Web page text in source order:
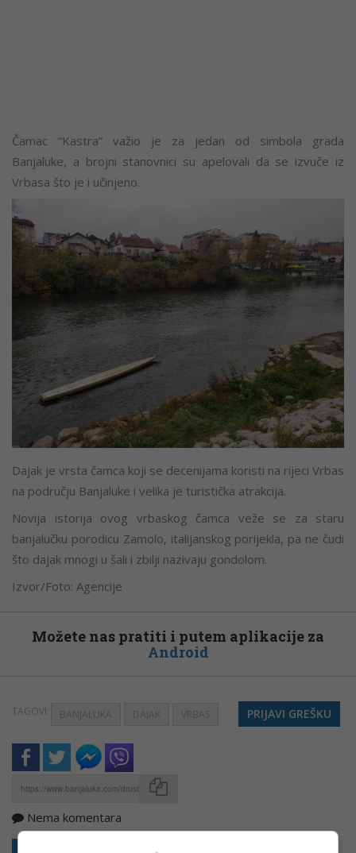
Čamac “Kastra” važio je za jedan od simbola grada
Banjaluke, a brojni stanovnici su apelovali da se izvuče iz
Vrbasa što je i učinjeno.
Dajak je vrsta čamca koji se decenijama koristi na rijeci Vrbas
na području Banjaluke i velika je turistička atrakcija.
Novija istorija ovog vrbaskog čamca veže se za staru
banjalučku porodicu Zamolo, italijanskog porijekla, pa ne čudi
što dajak mnogi u šali i zbilji nazivaju gondolom.
Izvor/Foto: Agencije
Možete nas pratiti i putem aplikacije za
Android
TAGOVI: BANJALUKA DAJAK VRBAS PRIJAVI GREŠKU
Nema komentara